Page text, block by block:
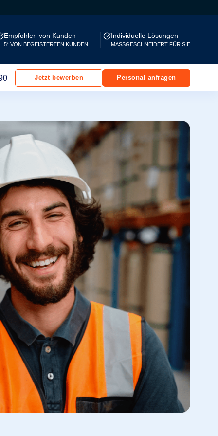
Empfohlen von Kunden
5* VON BEGEISTERTEN KUNDEN
Individuelle Lösungen
MASSGESCHNEIDERT FÜR SIE
Jetzt bewerben Personal anfragen